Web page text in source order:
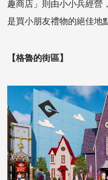
趣商店」則由小小兵經營
是買小朋友禮物的絕佳地
【格魯的街區】